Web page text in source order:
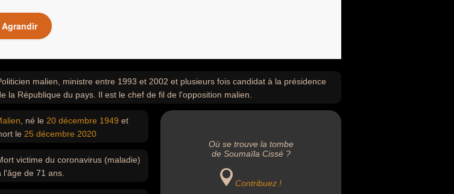
Agrandir
malien, ministre entre 1993 et 2002 et plusieurs fois candidat à la présidence
la République du pays. Il est le chef de fil de l'opposition malien.
, né le 20 décembre 1949 et
le 25 décembre 2020
victime du coronavirus (maladie)
l'âge de 71 ans.
Où se trouve la tombe
de Soumaïla Cissé ?
Contribuez !